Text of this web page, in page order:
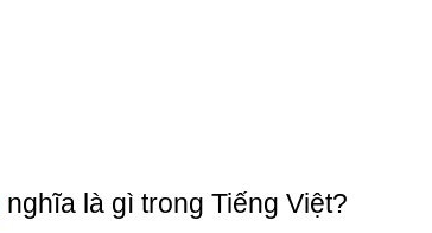
nghĩa là gì trong Tiếng Việt?